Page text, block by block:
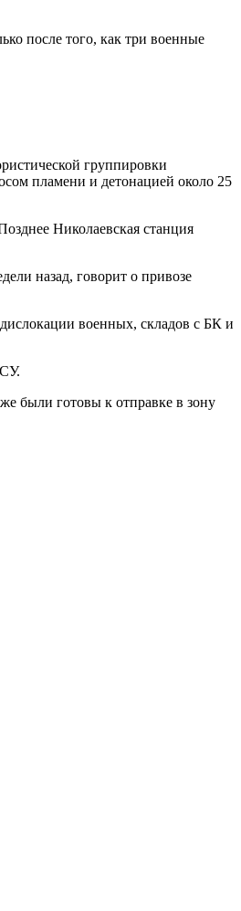
после того, как три военные
группировки
пламени и детонацией около 25
Николаевская станция
назад, говорит о привозе
военных, складов с БК и
были готовы к отправке в зону